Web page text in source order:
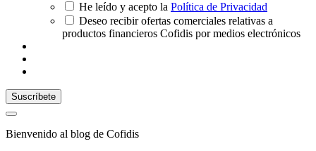
He leído y acepto la Política de Privacidad
Deseo recibir ofertas comerciales relativas a
productos financieros Cofidis por medios electrónicos
Bienvenido al blog de Cofidis